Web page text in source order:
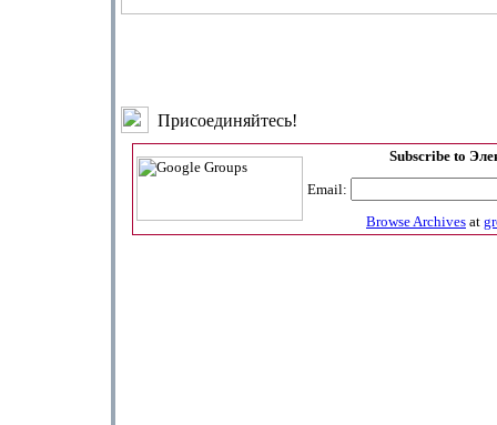
Присоединяйтесь!
Subscribe to
Email:
Browse Archives at